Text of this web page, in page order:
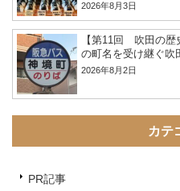
2026年8月3日
【第11回 吹田の歴
の町名を受け継ぐ吹
2026年8月2日
カテ
PR記事